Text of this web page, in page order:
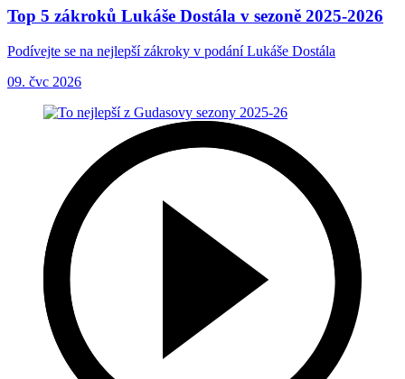
Top 5 zákroků Lukáše Dostála v sezoně 2025-2026
Podívejte se na nejlepší zákroky v podání Lukáše Dostála
09. čvc 2026